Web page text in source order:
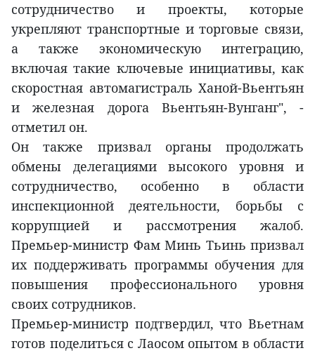
сотрудничество и проекты, которые
укрепляют транспортные и торговые связи,
а также экономическую интеграцию,
включая такие ключевые инициативы, как
скоростная автомагистраль Ханой-Вьентьян
и железная дорога Вьентьян-Вунганг", -
отметил он.
Он также призвал органы продолжать
обмены делегациями высокого уровня и
сотрудничество, особенно в области
инспекционной деятельности, борьбы с
коррупцией и рассмотрения жалоб.
Премьер-министр Фам Минь Тьинь призвал
их поддерживать программы обучения для
повышения профессионального уровня
своих сотрудников.
Премьер-министр подтвердил, что Вьетнам
готов поделиться с Лаосом опытом в области